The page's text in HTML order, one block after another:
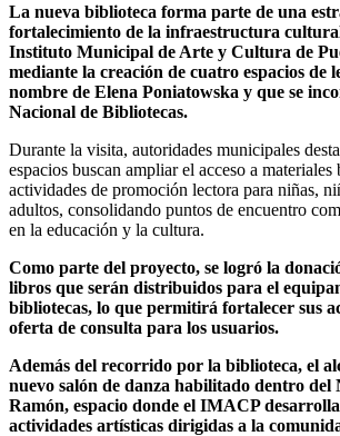
La nueva biblioteca forma parte de una
fortalecimiento de la infraestructura
Instituto Municipal de Arte y Cultura de
mediante la creación de cuatro espacios de
nombre de Elena Poniatowska y que se
Nacional de Bibliotecas.
Durante la visita, autoridades municipales
espacios buscan ampliar el acceso a
actividades de promoción lectora para niñas,
adultos, consolidando puntos de encuentro
en la educación y la cultura.
Como parte del proyecto, se logró la
libros que serán distribuidos para el
bibliotecas, lo que permitirá fortalecer sus
oferta de consulta para los usuarios.
Además del recorrido por la biblioteca, el
nuevo salón de danza habilitado dentro
Ramón, espacio donde el IMACP
actividades artísticas dirigidas a la